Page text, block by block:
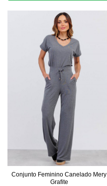
Conjunto Feminino Canelado Mery
Grafite